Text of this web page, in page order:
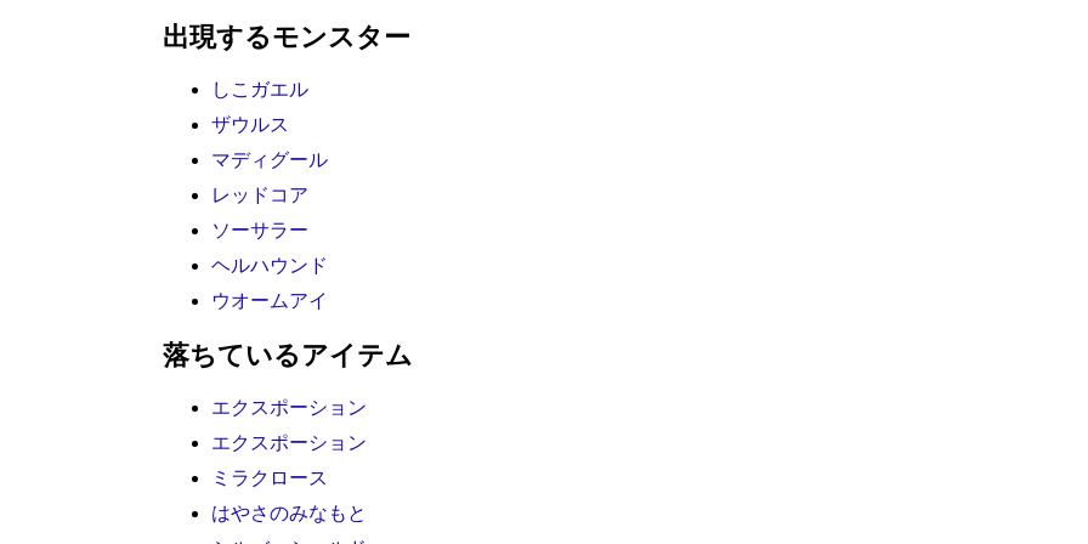
出現するモンスター
しこガエル
ザウルス
マディグール
レッドコア
ソーサラー
ヘルハウンド
ウオームアイ
落ちているアイテム
エクスポーション
エクスポーション
ミラクロース
はやさのみなもと